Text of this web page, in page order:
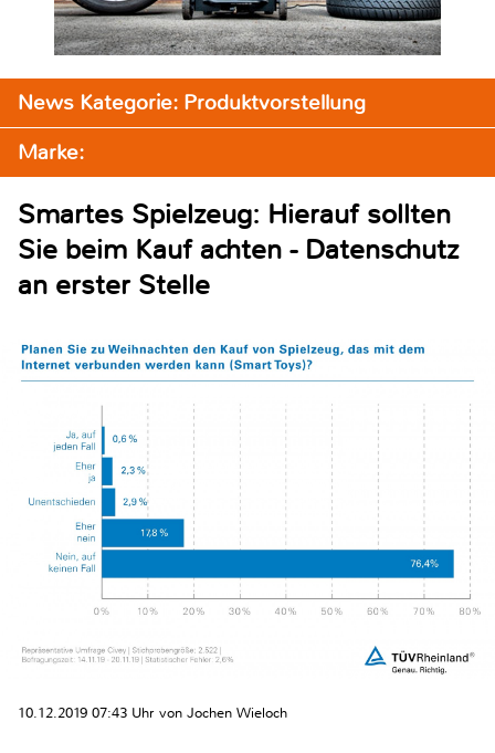
News Kategorie: Produktvorstellung
Marke:
Smartes Spielzeug: Hierauf sollten
Sie beim Kauf achten - Datenschutz
an erster Stelle
10.12.2019 07:43 Uhr von Jochen Wieloch